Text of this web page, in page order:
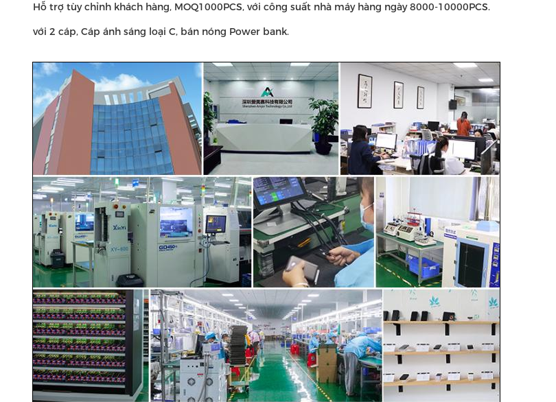
Hỗ trợ tùy chỉnh khách hàng, MOQ1000PCS, với công suất nhà máy hàng ngày 8000-10000PCS.
với 2 cáp, Cáp ánh sáng loại C, bán nóng Power bank.